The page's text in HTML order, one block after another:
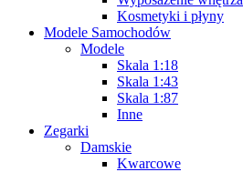
Kosmetyki i płyny
Modele Samochodów
Modele
Skala 1:18
Skala 1:43
Skala 1:87
Inne
Zegarki
Damskie
Kwarcowe